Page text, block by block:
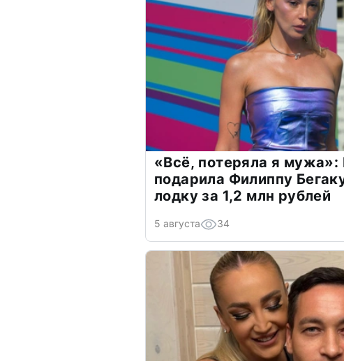
«Всё, потеряла я мужа»:
подарила Филиппу
лодку за 1,2 млн рублей
5 августа 34